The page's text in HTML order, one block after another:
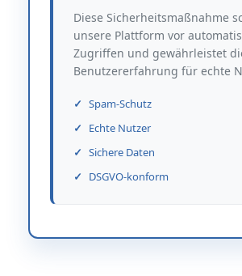
Diese Sicherheitsmaßnahme
unsere Plattform vor
Zugriffen und gewährleistet
Benutzererfahrung für echte
Spam-Schutz
Echte Nutzer
Sichere Daten
DSGVO-konform